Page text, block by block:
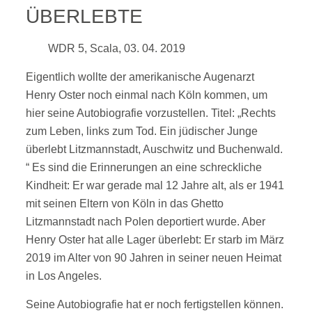
ÜBERLEBTE
WDR 5, Scala, 03. 04. 2019
Eigentlich wollte der amerikanische Augenarzt
Henry Oster noch einmal nach Köln kommen, um
hier seine Autobiografie vorzustellen. Titel: „Rechts
zum Leben, links zum Tod. Ein jüdischer Junge
überlebt Litzmannstadt, Auschwitz und Buchenwald.
“ Es sind die Erinnerungen an eine schreckliche
Kindheit: Er war gerade mal 12 Jahre alt, als er 1941
mit seinen Eltern von Köln in das Ghetto
Litzmannstadt nach Polen deportiert wurde. Aber
Henry Oster hat alle Lager überlebt: Er starb im März
2019 im Alter von 90 Jahren in seiner neuen Heimat
in Los Angeles.
Seine Autobiografie hat er noch fertigstellen können.